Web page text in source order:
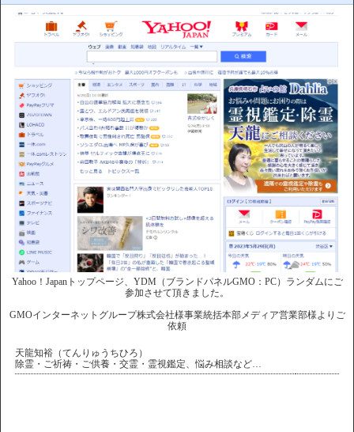
Yahoo！Japanトップページ、YDM（ブランドパネルGMO：PC）ランダムにご
参加させて頂きました。
GMOインターネットグループ株式会社様事業統括本部メディア営業部様よりご
依頼
天龍知裕（てんりゅうちひろ）
除霊・ご祈祷・ご供養・交霊・霊視鑑定、悩み相談など…